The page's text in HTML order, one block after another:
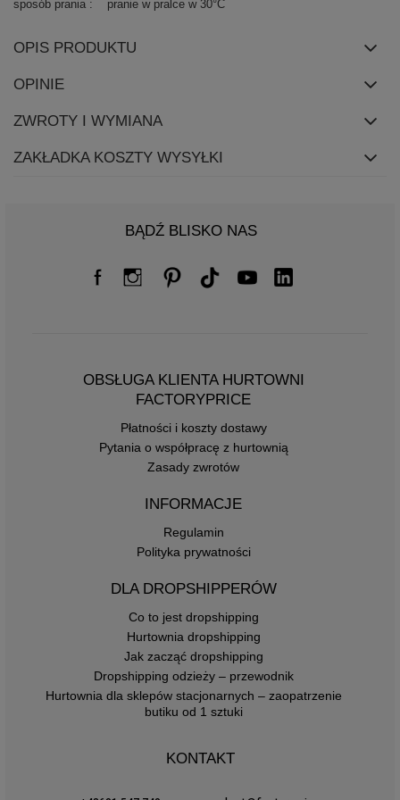
sposób prania pranie w pralce w 30°C
OPIS PRODUKTU
OPINIE
ZWROTY I WYMIANA
ZAKŁADKA KOSZTY WYSYŁKI
BĄDŹ BLISKO NAS
OBSŁUGA KLIENTA HURTOWNI
FACTORYPRICE
Płatności i koszty dostawy
Pytania o współpracę z hurtownią
Zasady zwrotów
INFORMACJE
Regulamin
Polityka prywatności
DLA DROPSHIPPERÓW
Co to jest dropshipping
Hurtownia dropshipping
Jak zacząć dropshipping
Dropshipping odzieży – przewodnik
Hurtownia dla sklepów stacjonarnych – zaopatrzenie
butiku od 1 sztuki
KONTAKT